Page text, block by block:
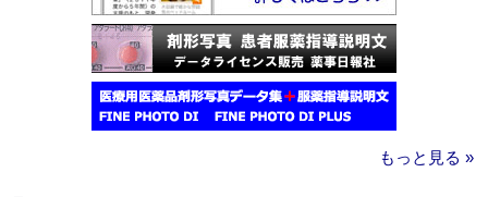
もっと見る »